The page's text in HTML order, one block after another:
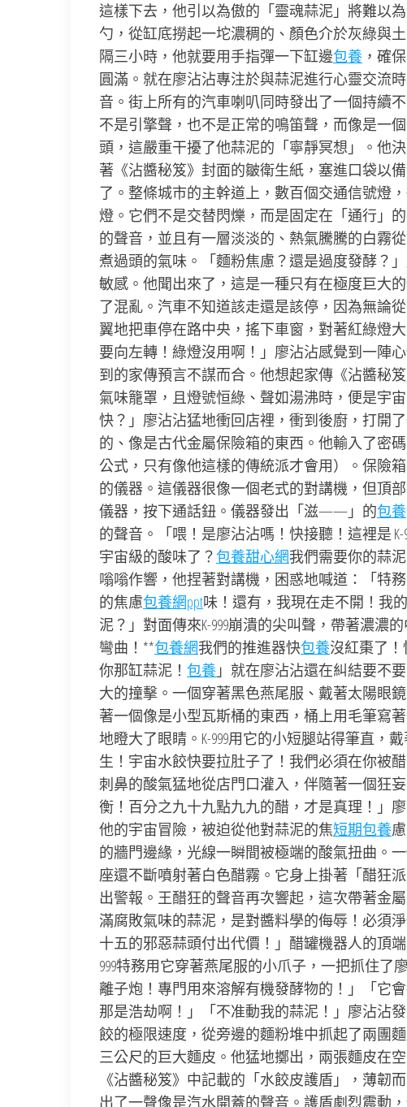
這樣下去，他引以為傲的「靈魂蒜泥」將難以
勺，從缸底撈起一坨濃稠的、顏色介於灰綠與
隔三小時，他就要用手指彈一下缸邊包養 ，確
圓滿。就在廖沾沾專注於與蒜泥進行心靈交流
音。街上所有的汽車喇叭同時發出了一個持
不是引擎聲，也不是正常的鳴笛聲，而像是一
頭，這嚴重干擾了他蒜泥的「寧靜冥想」。他
著《沾醬秘笈》封面的皺衛生紙，塞進口袋以
了。整條城市的主幹道上，數百個交通信號燈
燈。它們不是交替閃爍，而是固定在「通行」
的聲音，並且有一層淡淡的、熱氣騰騰的白
煮過頭的氣味。「麵粉焦慮？還是過度發酵？
敏感。他聞出來了，這是一種只有在極度巨大
了混亂。汽車不知道該走還是該停，因為無論
翼地把車停在路中央，搖下車窗，對著紅綠燈
要向左轉！綠燈沒用啊！」廖沾沾感覺到一陣
到的家傳預言不謀而合。他想起家傳《沾醬秘
氣味籠罩，且燈號恒綠、聲如湯沸時，便是宇
快？」廖沾沾猛地衝回店裡，衝到後廚，打開
的、像是古代金屬保險箱的東西。他輸入了密
公式，只有像他這樣的傳統派才會用）。保險
的儀器。這儀器很像一個老式的對講機，但頂
儀器，按下通話鈕。儀器發出「滋——」的包養
的聲音。「喂！是廖沾沾嗎！快接聽！這裡是
宇宙級的酸味了？包養甜心網我們需要你的蒜
嗡嗡作響，他捏著對講機，困惑地喊道：「特
的焦慮包養網ppt味！還有，我現在走不開！我
泥？」對面傳來K-999崩潰的尖叫聲，帶著濃濃
彎曲！**包養網我們的推進器快包養沒紅棗了
你那缸蒜泥！ 包養 」就在廖沾沾還在糾結要不
大的撞擊。一個穿著黑色燕尾服、戴著太陽眼
著一個像是小型瓦斯桶的東西，桶上用毛筆
地瞪大了眼睛。K-999用它的小短腿站得筆直，
生！宇宙水餃快要拉肚子了！我們必須在你被
刺鼻的酸氣猛地從店門口灌入，伴隨著一個狂
衡！百分之九十九點九九的醋，才是真理！」
他的宇宙冒險，被迫從他對蒜泥的焦短期包養
的牆門邊緣，光線一瞬間被極端的酸氣扭曲。
座還不斷噴射著白色醋霧。它身上掛著「醋狂
出警報。王醋狂的聲音再次響起，這次帶著金
滿腐敗氣味的蒜泥，是對醬料學的侮辱！必須
十五的邪惡蒜頭付出代價！」醋罐機器人的頂
999特務用它穿著燕尾服的小爪子，一把抓住
離子炮！專門用來溶解有機發酵物的！」「它
那是浩劫啊！」「不准動我的蒜泥！」廖沾沾
餃的極限速度，從旁邊的麵粉堆中抓起了兩團
三公尺的巨大麵皮。他猛地擲出，兩張麵皮在
《沾醬秘笈》中記載的「水餃皮護盾」，薄韌
出了一聲像是汽水開蓋的聲音。護盾劇烈震動